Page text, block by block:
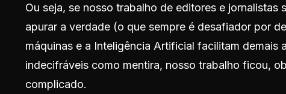
Ou seja, se nosso trabalho de editores e jornalistas
apurar a verdade (o que sempre é desafiador por
máquinas e a Inteligência Artificial facilitam demais
indecifráveis como mentira, nosso trabalho ficou,
complicado.